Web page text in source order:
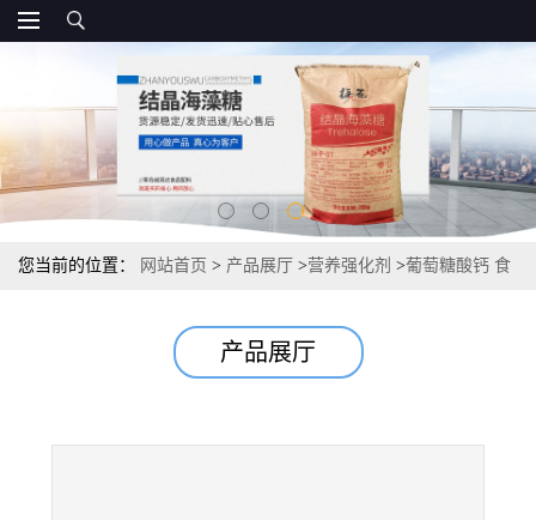
您当前的位置： 网站首页 > 产品展厅 >营养强化剂 >葡萄糖酸钙 食
产品展厅